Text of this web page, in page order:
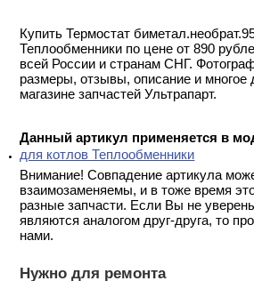
Купить Термостат
Теплообменники по цене от 890
всей России и странам СНГ.
размеры, отзывы, описание и многое
магазине запчастей Ультрапарт.
Данный артикул применяется в
для котлов Теплообменники
Внимание! Совпадение артикула
взаимозаменяемы, и в тоже время
разные запчасти. Если Вы не
являются аналогом друг-друга, то
нами.
Нужно для ремонта